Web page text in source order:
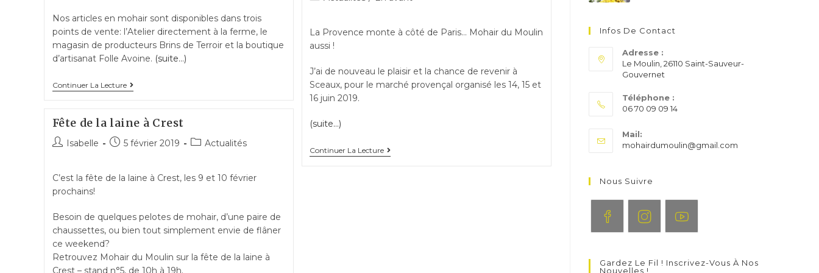
Nos articles en mohair sont disponibles dans trois
points de vente: l’Atelier directement à la ferme, le
magasin de producteurs Brins de Terroir et la boutique
d’artisanat Folle Avoine. (suite…)
Continuer La Lecture
Nos
vente
de
La Provence monte à côté de Paris… Mohair du Moulin
aussi !
J’ai de nouveau le plaisir et la chance de revenir à
Sceaux, pour le marché provençal organisé les 14, 15 et
16 juin 2019.
(suite…)
Continuer La Lecture
Marché
Fête de la laine à Crest
PostIsabelle
Post5 février 2019
PostActualités
C’est la fête de la laine à Crest, les 9 et 10 février
prochains!
Besoin de quelques pelotes de mohair, d’une paire de
chaussettes, ou bien tout simplement envie de flâner
ce weekend?
Retrouvez Mohair du Moulin sur la fête de la laine à
Crest – stand n°5, de 10h à 19h.
Infos De Contact
Adresse :
Le Moulin, 26110 Saint-Sauveur-
Gouvernet
Téléphone :
06 70 09 09 14
dans
votre
Mail:
mohairdumoulin@gmail.com
Nous Suivre
un
un
Gardez Le Fil ! Inscrivez-Vous À Nos
Nouvelles !